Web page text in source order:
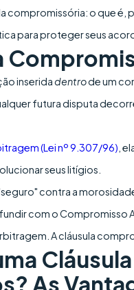
compromissória: o que
para proteger seus
inseridadentrode um
futura disputa
(Lei nº 9.307/96) ,
seus litígios.
contra a
com o Compromisso
A cláusula
As